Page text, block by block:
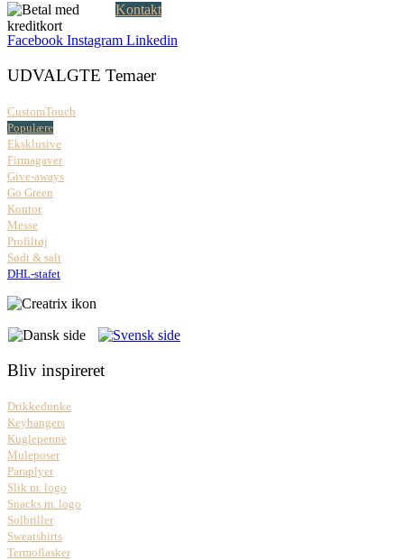
Kontakt
Facebook Instagram Linkedin
UDVALGTE Temaer
CustomTouch
Populære
Eksklusive
Firmagaver
Give-aways
Go Green
Kontor
Messe
Profiltøj
Sødt & salt
DHL-stafet
Bliv inspireret
Drikkedunke
Keyhangers
Kuglepenne
Muleposer
Paraplyer
Slik m. logo
Snacks m. logo
Solbriller
Sweatshirts
Termoflasker